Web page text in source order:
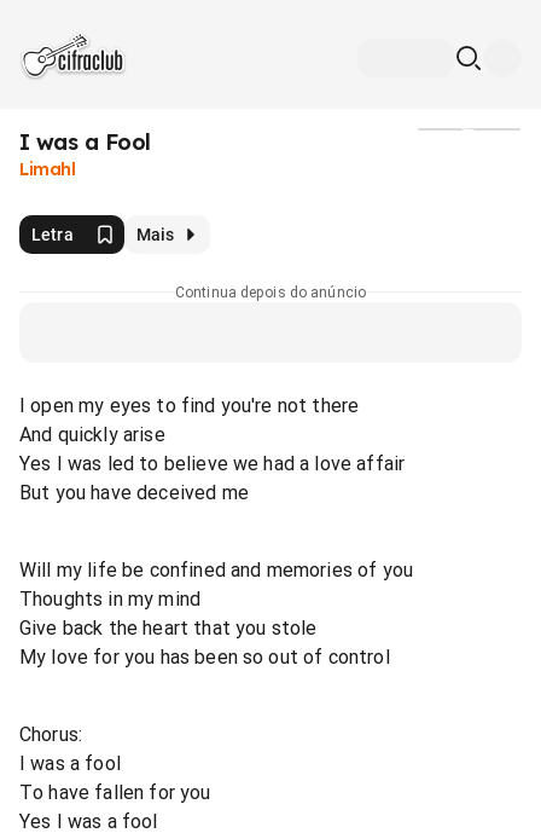
I was a Fool
Limahl
Letra Mais
Continua depois do anúncio
I open my eyes to find you're not there
And quickly arise
Yes I was led to believe we had a love affair
But you have deceived me
Will my life be confined and memories of you
Thoughts in my mind
Give back the heart that you stole
My love for you has been so out of control
Chorus:
I was a fool
To have fallen for you
Yes I was a fool